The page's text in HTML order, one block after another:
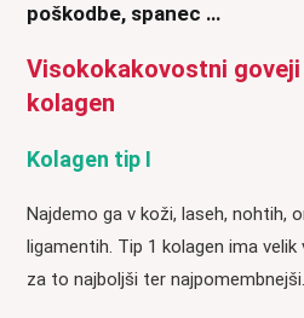
poškodbe, spanec …
Visokokakovostni
kolagen
Kolagen tip I
Najdemo ga v koži, laseh, nohtih,
ligamentih. Tip 1 kolagen ima
za to najboljši ter najpomembnejši.